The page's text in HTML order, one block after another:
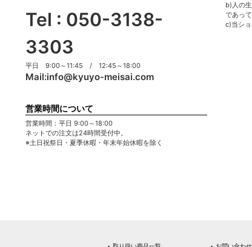
Tel : 050-3138-
3303
平日 9:00～11:45 / 12:45～18:00
Mail:info@kyuyo-meisai.com
営業時間について
営業時間：平日 9:00～18:00
ネットでの注文は24時間受付中。
※土日祝祭日・夏季休暇・年末年始休暇を除く
b)人の
であっ
c)当シ